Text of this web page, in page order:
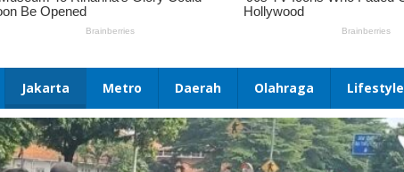
Jakarta Metro Daerah Olahraga Lifestyle